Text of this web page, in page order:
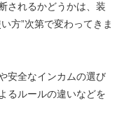
されるかどうかは、装
方”次第で変わってきま
安全なインカムの選び
るルールの違いなどを